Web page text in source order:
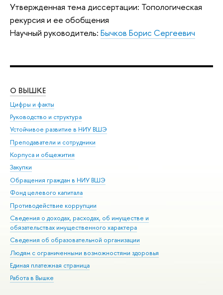
Утвержденная тема диссертации: Топологическая
рекурсия и ее обобщения
Научный руководитель: Бычков Борис Сергеевич
О ВЫШКЕ
Цифры и факты
Руководство и структура
Устойчивое развитие в НИУ ВШЭ
Преподаватели и сотрудники
Корпуса и общежития
Закупки
Обращения граждан в НИУ ВШЭ
Фонд целевого капитала
Противодействие коррупции
Сведения о доходах, расходах, об имуществе и
обязательствах имущественного характера
Сведения об образовательной организации
Людям с ограниченными возможностями здоровья
Единая платежная страница
Работа в Вышке